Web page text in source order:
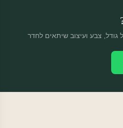
גודל, צבע ועיצוב שיתאים לחדר